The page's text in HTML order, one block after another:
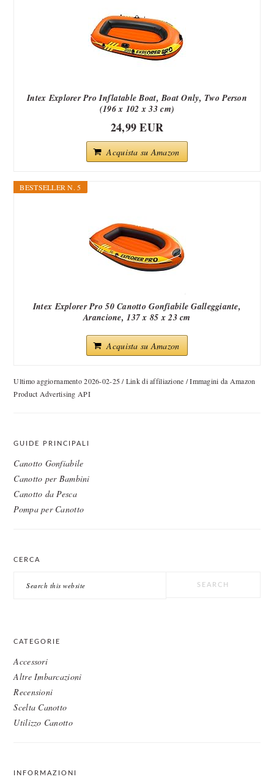
Intex Explorer Pro Inflatable Boat, Boat Only, Two Person
(196 x 102 x 33 cm)
24,99 EUR
Acquista su Amazon
BESTSELLER N. 5
Intex Explorer Pro 50 Canotto Gonfiabile Galleggiante,
Arancione, 137 x 85 x 23 cm
Acquista su Amazon
Ultimo aggiornamento 2026-02-25 / Link di affiliazione / Immagini da Amazon
Product Advertising API
GUIDE PRINCIPALI
Canotto Gonfiabile
Canotto per Bambini
Canotto da Pesca
Pompa per Canotto
CERCA
CATEGORIE
Accessori
Altre Imbarcazioni
Recensioni
Scelta Canotto
Utilizzo Canotto
INFORMAZIONI